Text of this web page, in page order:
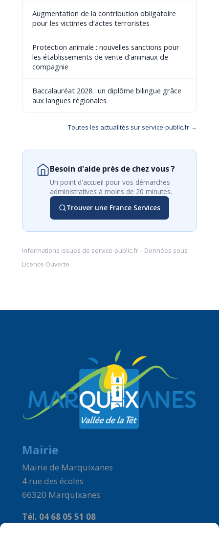
Augmentation de la contribution obligatoire
pour les victimes d’actes terroristes
Protection animale : nouvelles sanctions pour
les établissements de vente d’animaux de
compagnie
Baccalauréat 2028 : un diplôme bilingue grâce
aux langues régionales
Toutes les actualités sur service-public.fr →
Besoin d'aide près de chez vous ?
Un point d'accueil pour vos démarches
administratives à moins de 20 minutes.
Trouver une France Services
Informations issues de service-public.fr– Données sous
Licence Ouverte.
Mairie
Mairie de Marquixanes
4 rue des écoles
66320 Marquixanes
Tél. 04 68 05 51 08